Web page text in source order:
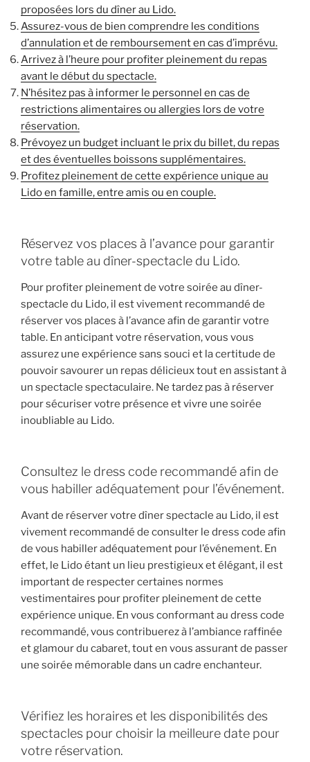
proposées lors du dîner au Lido.
Assurez-vous de bien comprendre les conditions
d’annulation et de remboursement en cas d’imprévu.
Arrivez à l’heure pour profiter pleinement du repas
avant le début du spectacle.
N’hésitez pas à informer le personnel en cas de
restrictions alimentaires ou allergies lors de votre
réservation.
Prévoyez un budget incluant le prix du billet, du repas
et des éventuelles boissons supplémentaires.
Profitez pleinement de cette expérience unique au
Lido en famille, entre amis ou en couple.
Réservez vos places à l’avance pour garantir
votre table au dîner-spectacle du Lido.
Pour profiter pleinement de votre soirée au dîner-
spectacle du Lido, il est vivement recommandé de
réserver vos places à l’avance afin de garantir votre
table. En anticipant votre réservation, vous vous
assurez une expérience sans souci et la certitude de
pouvoir savourer un repas délicieux tout en assistant à
un spectacle spectaculaire. Ne tardez pas à réserver
pour sécuriser votre présence et vivre une soirée
inoubliable au Lido.
Consultez le dress code recommandé afin de
vous habiller adéquatement pour l’événement.
Avant de réserver votre dîner spectacle au Lido, il est
vivement recommandé de consulter le dress code afin
de vous habiller adéquatement pour l’événement. En
effet, le Lido étant un lieu prestigieux et élégant, il est
important de respecter certaines normes
vestimentaires pour profiter pleinement de cette
expérience unique. En vous conformant au dress code
recommandé, vous contribuerez à l’ambiance raffinée
et glamour du cabaret, tout en vous assurant de passer
une soirée mémorable dans un cadre enchanteur.
Vérifiez les horaires et les disponibilités des
spectacles pour choisir la meilleure date pour
votre réservation.